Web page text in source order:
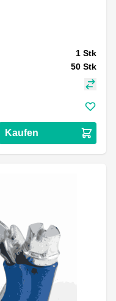
1 Stk
50 Stk
Kaufen